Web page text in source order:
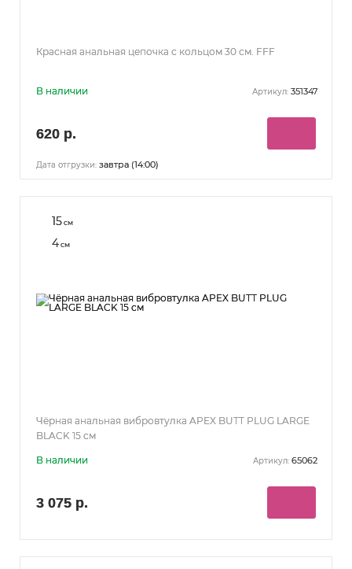
Красная анальная цепочка с кольцом 30 см. FFF
В наличии Артикул: 351347
620 р.
Дата отгрузки: завтра (14:00)
15см
4см
Чёрная анальная вибровтулка APEX BUTT PLUG LARGE
BLACK 15 см
В наличии Артикул: 65062
3 075 р.